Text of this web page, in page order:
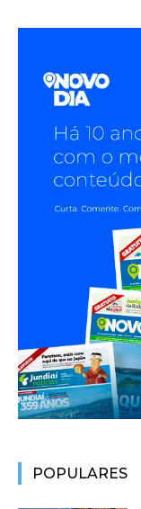
POPULARES